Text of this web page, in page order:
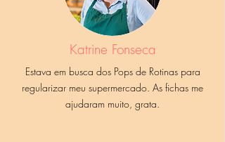
Katrine Fonseca
Estava em busca dos Pops de Rotinas para
regularizar meu supermercado. As fichas me
ajudaram muito, grata.